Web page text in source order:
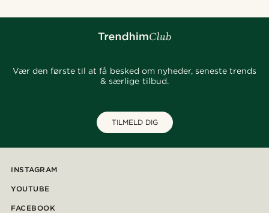
Vær den første til at få besked om nyheder, seneste trends
& særlige tilbud.
TILMELD DIG
INSTAGRAM
YOUTUBE
FACEBOOK